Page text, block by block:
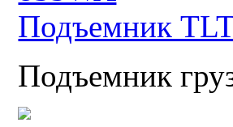
Подъемник
Подъемник